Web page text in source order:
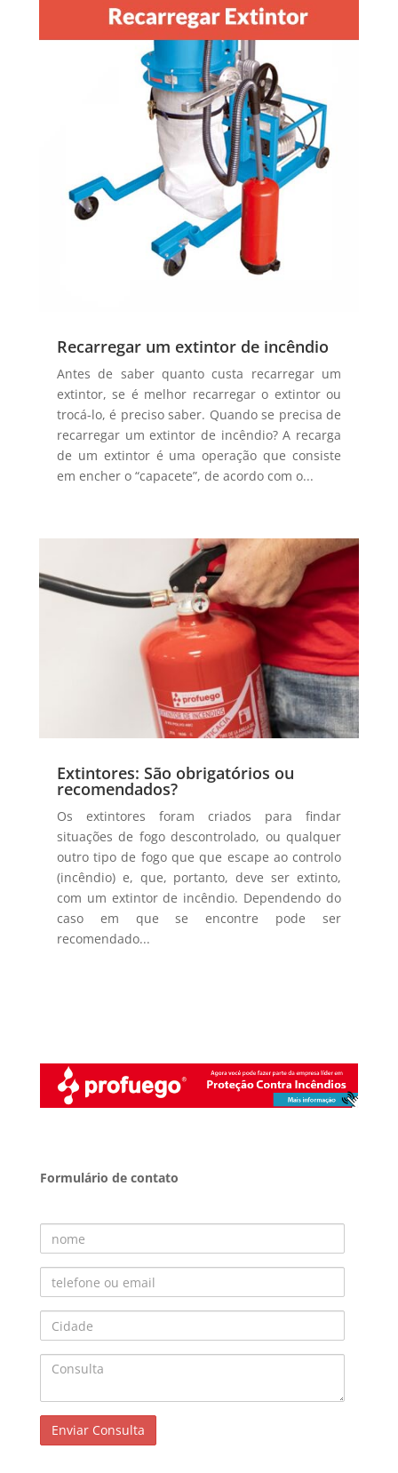
Recarregar um extintor de incêndio
Antes de saber quanto custa recarregar um
extintor, se é melhor recarregar o extintor ou
trocá-lo, é preciso saber. Quando se precisa de
recarregar um extintor de incêndio? A recarga
de um extintor é uma operação que consiste
em encher o “capacete”, de acordo com o...
Extintores: São obrigatórios ou
recomendados?
Os extintores foram criados para findar
situações de fogo descontrolado, ou qualquer
outro tipo de fogo que que escape ao controlo
(incêndio) e, que, portanto, deve ser extinto,
com um extintor de incêndio. Dependendo do
caso em que se encontre pode ser
recomendado...
Formulário de contato
Nome
Telefone ou Email
Cidade
Consulta